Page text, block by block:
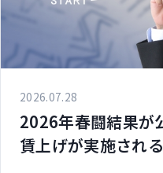
2026.07.28
2026年春闘結果
賃上げが実施され